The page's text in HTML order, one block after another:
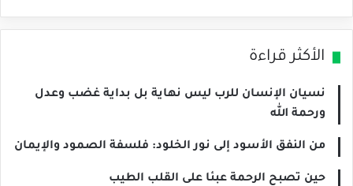
الأكثر قراءة
نسيان الإنسان للرب ليس نهاية بل بداية غضب وعدل
ورحمة الله
من النفق الأسود إلى نور الخلود: فلسفة الصمود والإيمان
حين تصبح الرحمة عبئا على القلب الطيب